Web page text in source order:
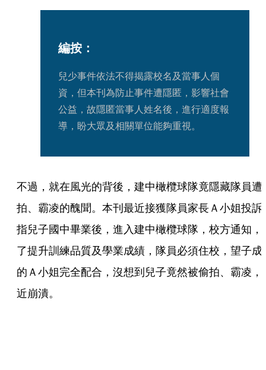
編按：
兒少事件依法不得揭露校名及當事人個
資，但本刊為防止事件遭隱匿，影響社會
公益，故隱匿當事人姓名後，進行適度報
導，盼大眾及相關單位能夠重視。
不過，就在風光的背後，建中橄欖球隊竟隱藏隊員遭
拍、霸凌的醜聞。本刊最近接獲隊員家長Ａ小姐投訴
指兒子國中畢業後，進入建中橄欖球隊，校方通知，
了提升訓練品質及學業成績，隊員必須住校，望子成
的Ａ小姐完全配合，沒想到兒子竟然被偷拍、霸凌，
近崩潰。